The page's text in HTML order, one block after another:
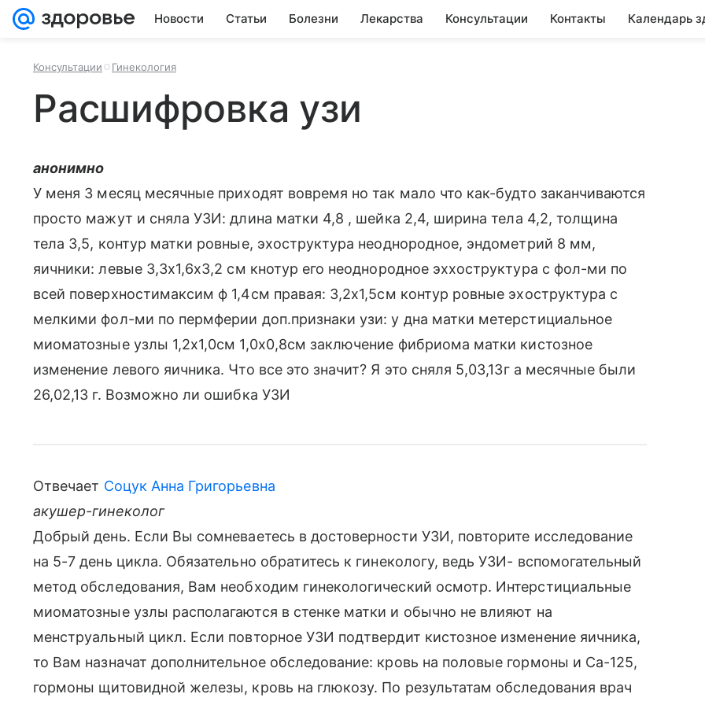
Новости Статьи Болезни Лекарства Консультации Контакты Календарь
Консультации Гинекология
Расшифровка узи
анонимно
У меня 3 месяц месячные приходят вовремя но так мало что как-будто заканчиваются
просто мажут и сняла УЗИ: длина матки 4,8 , шейка 2,4, ширина тела 4,2, толщина
тела 3,5, контур матки ровные, эхоструктура неоднородное, эндометрий 8 мм,
яичники: левые 3,3х1,6х3,2 см кнотур его неоднородное эххоструктура с фол-ми по
всей поверхностимаксим ф 1,4см правая: 3,2х1,5см контур ровные эхоструктура с
мелкими фол-ми по пермферии доп.признаки узи: у дна матки метерстициальное
миоматозные узлы 1,2х1,0см 1,0х0,8см заключение фибриома матки кистозное
изменение левого яичника. Что все это значит? Я это сняля 5,03,13г а месячные были
26,02,13 г. Возможно ли ошибка УЗИ
Отвечает Соцук Анна Григорьевна
акушер-гинеколог
Добрый день. Если Вы сомневаетесь в достоверности УЗИ, повторите исследование
на 5-7 день цикла. Обязательно обратитесь к гинекологу, ведь УЗИ- вспомогательный
метод обследования, Вам необходим гинекологический осмотр. Интерстициальные
миоматозные узлы располагаются в стенке матки и обычно не влияют на
менструальный цикл. Если повторное УЗИ подтвердит кистозное изменение яичника,
то Вам назначат дополнительное обследование: кровь на половые гормоны и Са-125,
гормоны щитовидной железы, кровь на глюкозу. По результатам обследования врач